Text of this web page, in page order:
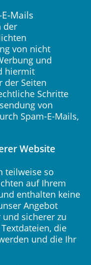
Mails
der
von nicht
und
hiermit
der Seiten
Schritte
von
Spam-E-Mails,
Website
teilweise so
auf Ihrem
enthalten keine
Angebot
sicherer zu
die
und die Ihr